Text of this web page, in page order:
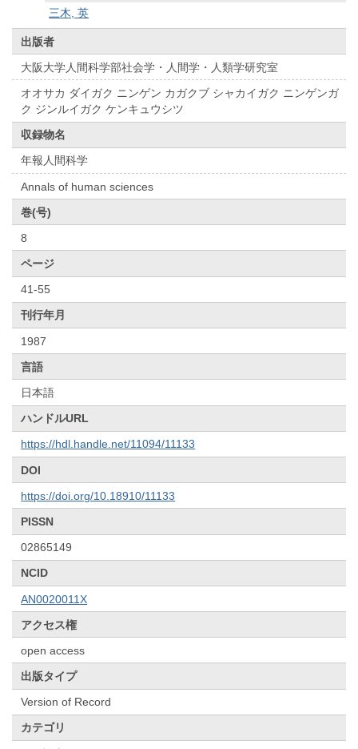
三木, 英
出版者
大阪大学人間科学部社会学・人間学・人類学研究室
オオサカ ダイガク ニンゲン カガクブ シャカイガク ニンゲンガ
ク ジンルイガク ケンキュウシツ
収録物名
年報人間科学
Annals of human sciences
巻(号)
8
ページ
41-55
刊行年月
1987
言語
日本語
ハンドルURL
https://hdl.handle.net/11094/11133
DOI
https://doi.org/10.18910/11133
PISSN
02865149
NCID
AN0020011X
アクセス権
open access
出版タイプ
Version of Record
カテゴリ